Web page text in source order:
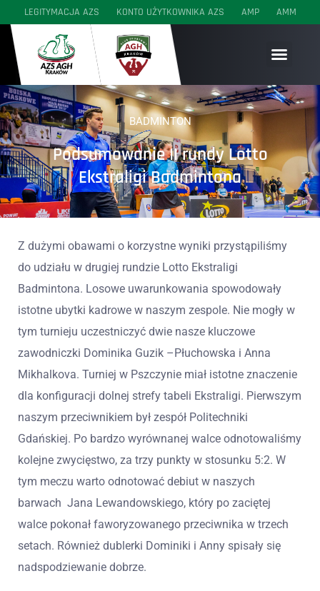
LEGITYMACJA AZS KONTO UŻYTKOWNIKA AZS AMP AMM
BADMINTON
Podsumowanie II rundy Lotto
Ekstraligi Badmintona
Z dużymi obawami o korzystne wyniki przystąpiliśmy
do udziału w drugiej rundzie Lotto Ekstraligi
Badmintona. Losowe uwarunkowania spowodowały
istotne ubytki kadrowe w naszym zespole. Nie mogły w
tym turnieju uczestniczyć dwie nasze kluczowe
zawodniczki Dominika Guzik –Płuchowska i Anna
Mikhalkova. Turniej w Pszczynie miał istotne znaczenie
dla konfiguracji dolnej strefy tabeli Ekstraligi. Pierwszym
naszym przeciwnikiem był zespół Politechniki
Gdańskiej. Po bardzo wyrównanej walce odnotowaliśmy
kolejne zwycięstwo, za trzy punkty w stosunku 5:2. W
tym meczu warto odnotować debiut w naszych
barwach Jana Lewandowskiego, który po zaciętej
walce pokonał faworyzowanego przeciwnika w trzech
setach. Również dublerki Dominiki i Anny spisały się
nadspodziewanie dobrze.